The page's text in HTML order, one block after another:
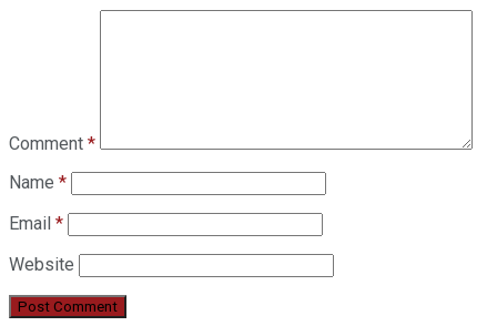
Comment *
Name *
Email *
Website